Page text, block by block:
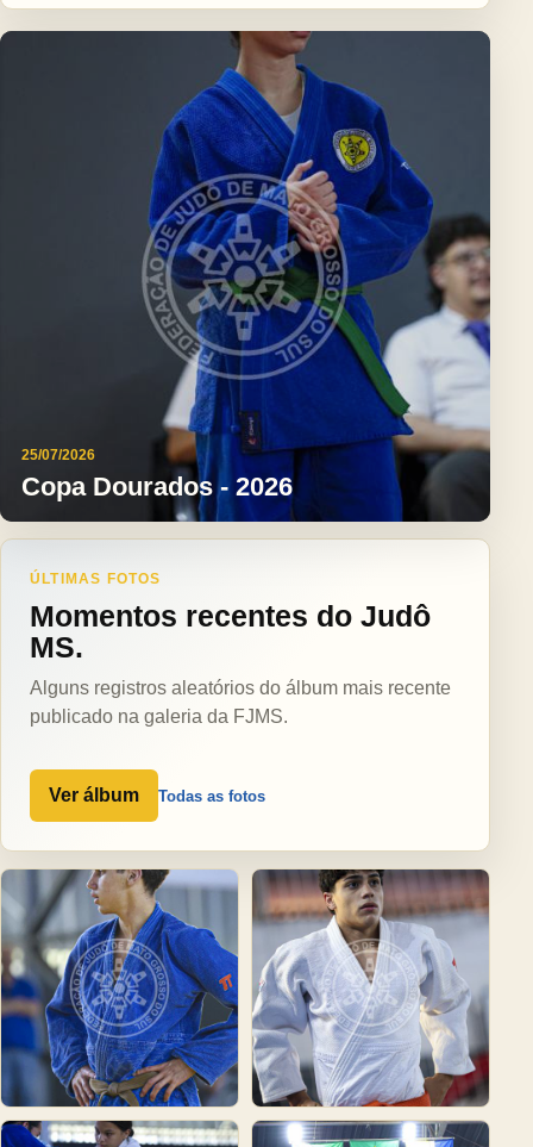
25/07/2026
Copa Dourados - 2026
ÚLTIMAS FOTOS
Momentos recentes do Judô
MS.
Alguns registros aleatórios do álbum mais recente
publicado na galeria da FJMS.
Ver álbum Todas as fotos